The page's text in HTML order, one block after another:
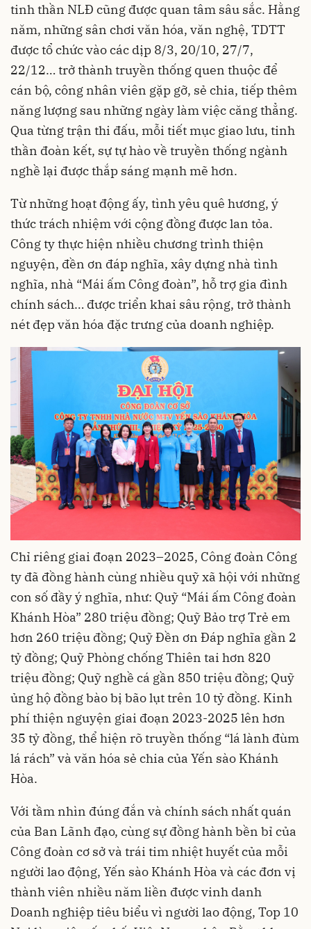
tinh thần NLĐ cũng được quan tâm sâu sắc. Hằng
năm, những sân chơi văn hóa, văn nghệ, TDTT
được tổ chức vào các dịp 8/3, 20/10, 27/7,
22/12… trở thành truyền thống quen thuộc để
cán bộ, công nhân viên gặp gỡ, sẻ chia, tiếp thêm
năng lượng sau những ngày làm việc căng thẳng.
Qua từng trận thi đấu, mỗi tiết mục giao lưu, tinh
thần đoàn kết, sự tự hào về truyền thống ngành
nghề lại được thắp sáng mạnh mẽ hơn.
Từ những hoạt động ấy, tình yêu quê hương, ý
thức trách nhiệm với cộng đồng được lan tỏa.
Công ty thực hiện nhiều chương trình thiện
nguyện, đền ơn đáp nghĩa, xây dựng nhà tình
nghĩa, nhà “Mái ấm Công đoàn”, hỗ trợ gia đình
chính sách… được triển khai sâu rộng, trở thành
nét đẹp văn hóa đặc trưng của doanh nghiệp.
Chỉ riêng giai đoạn 2023–2025, Công đoàn Công
ty đã đồng hành cùng nhiều quỹ xã hội với những
con số đầy ý nghĩa, như: Quỹ “Mái ấm Công đoàn
Khánh Hòa” 280 triệu đồng; Quỹ Bảo trợ Trẻ em
hơn 260 triệu đồng; Quỹ Đền ơn Đáp nghĩa gần 2
tỷ đồng; Quỹ Phòng chống Thiên tai hơn 820
triệu đồng; Quỹ nghề cá gần 850 triệu đồng; Quỹ
ủng hộ đồng bào bị bão lụt trên 10 tỷ đồng. Kinh
phí thiện nguyện giai đoạn 2023-2025 lên hơn
35 tỷ đồng, thể hiện rõ truyền thống “lá lành đùm
lá rách” và văn hóa sẻ chia của Yến sào Khánh
Hòa.
Với tầm nhìn đúng đắn và chính sách nhất quán
của Ban Lãnh đạo, cùng sự đồng hành bền bỉ của
Công đoàn cơ sở và trái tim nhiệt huyết của mỗi
người lao động, Yến sào Khánh Hòa và các đơn vị
thành viên nhiều năm liền được vinh danh
Doanh nghiệp tiêu biểu vì người lao động, Top 10